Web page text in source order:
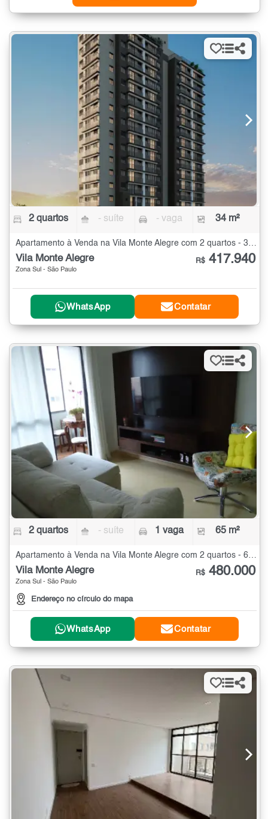
2 quartos - suíte - vaga 34 m²
Apartamento à Venda na Vila Monte Alegre com 2 quartos - 34 m²
Vila Monte Alegre
Zona Sul - São Paulo
R$ 417.940
WhatsApp Contatar
2 quartos - suíte 1 vaga 65 m²
Apartamento à Venda na Vila Monte Alegre com 2 quartos - 65 m²
Vila Monte Alegre
Zona Sul - São Paulo
Endereço no círculo do mapa
R$ 480.000
WhatsApp Contatar